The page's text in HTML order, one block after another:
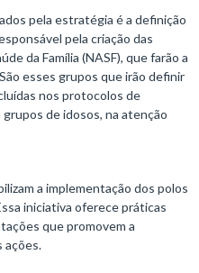
pela estratégia é a definição
pela criação das
da Família (NASF), que farão a
esses grupos que irão definir
nos protocolos de
de idosos, na atenção
a implementação dos polos
iniciativa oferece práticas
que promovem a
ações.